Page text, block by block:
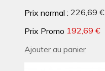
Prix normal : 226,69 €
Prix Promo 192,69 €
Ajouter au panier